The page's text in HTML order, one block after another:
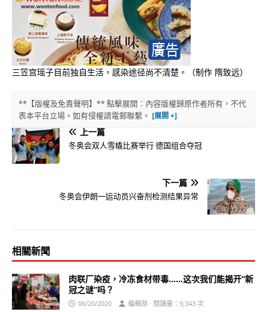
三笠宫瑶子目前独自生活，感染途径尚不清楚。（制作 隋致远）
**【版權及免責聲明】** 點擊展開：內容版權歸原作者所有，不代
表本平台立場。如有侵權請電郵聯繫。
上一篇
冬奥会双人雪橇比赛举行 德国组合夺冠
下一篇
冬奥会伊朗一运动员兴奋剂检测结果异常
相關新聞
肉联厂染疫，冷冻食材带毒……这次我们能揭开“新
冠之谜”吗？
06/20/2020 編輯部 · 閱讀量：9,343 次